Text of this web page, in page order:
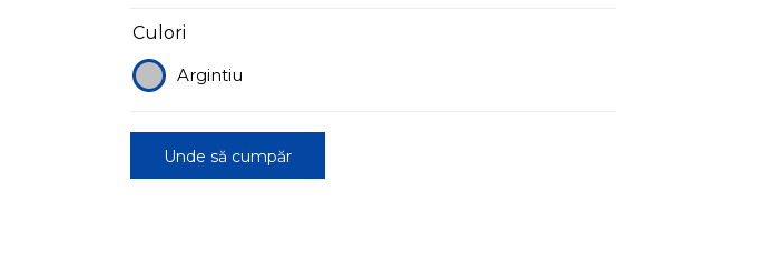
Culori
Argintiu
Unde să cumpăr